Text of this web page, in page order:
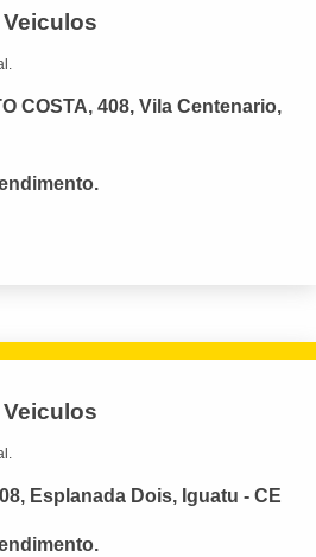
COSTA, 408, Vila Centenario,
Esplanada Dois, Iguatu - CE